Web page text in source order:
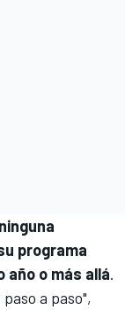
programa
año o más allá.
a paso",